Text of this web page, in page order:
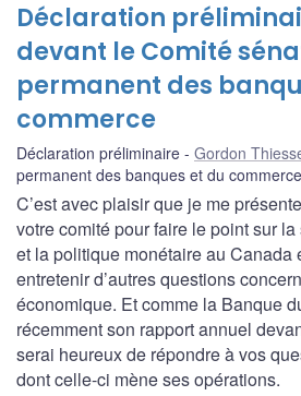
Déclaration
devant le Comité
permanent des
commerce
Déclaration préliminaire Gordon
permanent des banques et du commerce
C’est avec plaisir que je me
votre comité pour faire le point sur
et la politique monétaire au Canada
entretenir d’autres questions
économique. Et comme la Banque
récemment son rapport annuel
serai heureux de répondre à vos
dont celle-ci mène ses opérations.